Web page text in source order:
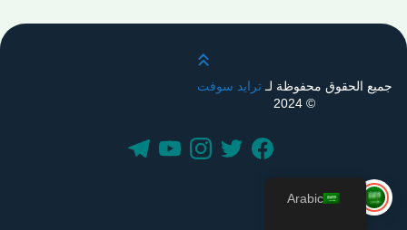
قم بالتمرير لأعلى
جميع الحقوق محفوظة لـترايد سوفت
© 2024
Arabic